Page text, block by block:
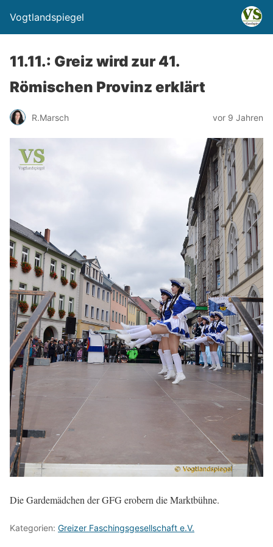
Vogtlandspiegel
11.11.: Greiz wird zur 41.
Römischen Provinz erklärt
R.Marsch vor 9 Jahren
Die Gardemädchen der GFG erobern die Marktbühne.
Kategorien: Greizer Faschingsgesellschaft e.V.